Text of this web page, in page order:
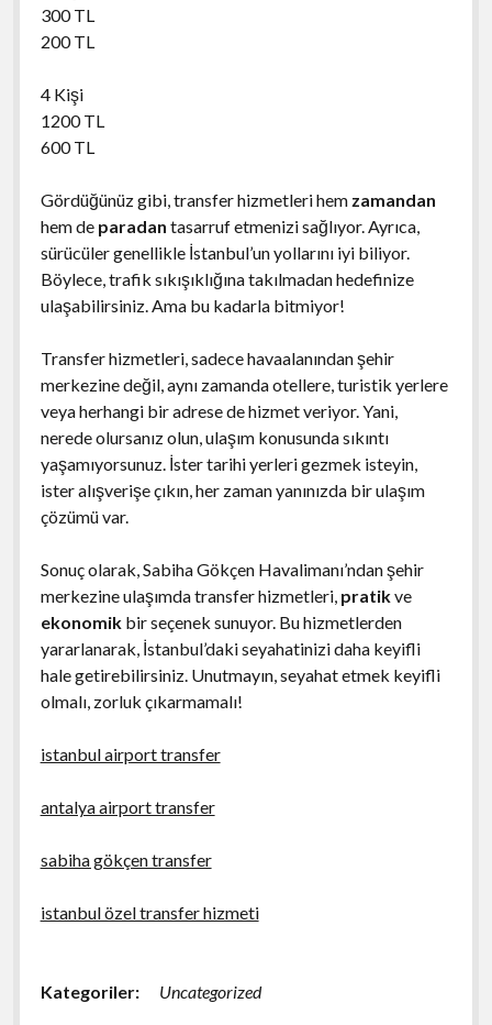
300 TL
200 TL
4 Kişi
1200 TL
600 TL
Gördüğünüz gibi, transfer hizmetleri hem zamandan
hem de paradan tasarruf etmenizi sağlıyor. Ayrıca,
sürücüler genellikle İstanbul’un yollarını iyi biliyor.
Böylece, trafik sıkışıklığına takılmadan hedefinize
ulaşabilirsiniz. Ama bu kadarla bitmiyor!
Transfer hizmetleri, sadece havaalanından şehir
merkezine değil, aynı zamanda otellere, turistik yerlere
veya herhangi bir adrese de hizmet veriyor. Yani,
nerede olursanız olun, ulaşım konusunda sıkıntı
yaşamıyorsunuz. İster tarihi yerleri gezmek isteyin,
ister alışverişe çıkın, her zaman yanınızda bir ulaşım
çözümü var.
Sonuç olarak, Sabiha Gökçen Havalimanı’ndan şehir
merkezine ulaşımda transfer hizmetleri, pratikve
ekonomikbir seçenek sunuyor. Bu hizmetlerden
yararlanarak, İstanbul’daki seyahatinizi daha keyifli
hale getirebilirsiniz. Unutmayın, seyahat etmek keyifli
olmalı, zorluk çıkarmamalı!
istanbul airport transfer
antalya airport transfer
sabiha gökçen transfer
istanbul özel transfer hizmeti
Kategoriler: Uncategorized